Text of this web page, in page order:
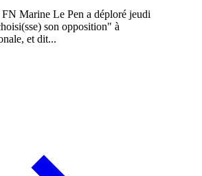
Marine Le Pen a déploré jeudi
son opposition" à
et dit...